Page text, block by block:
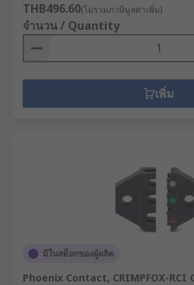
THB496.60(ไม่รวมภาษีมูลค่าเพิ่ม)
จำนวน / Quantity
เพิ่ม
มีในสต็อกของผู้ผลิต
Phoenix Contact, CRIMPFOX-RCI